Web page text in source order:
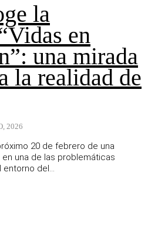
la
en
una mirada
la realidad de
2026
20 de febrero de una
una de las problemáticas
del...